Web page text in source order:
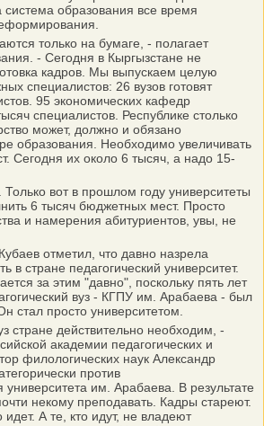
образования все время
только на бумаге, - полагает
- Сегодня в Кыргызстане не
кадров. Мы выпускаем целую
специалистов: 26 вузов готовят
95 экономических кафедр
специалистов. Республике столько
может, должно и обязано
образования. Необходимо увеличивать
Сегодня их около 6 тысяч, а надо 15-
вот в прошлом году университеты
6 тысяч бюджетных мест. Просто
и намерения абитуриентов, увы, не
отметил, что давно назрела
в стране педагогический университет.
за этим "давно", поскольку пять лет
вуз - КГПУ им. Арабаева - был
стал просто университетом.
стране действительно необходим, -
академии педагогических и
филологических наук Александр
против
им. Арабаева. В результате
некому преподавать. Кадры стареют.
А те, кто идут, не владеют